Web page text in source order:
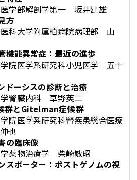
学部解剖学第一 坂井建雄
方
大学附属柏病院病理部 山
機能異常症：最近の進歩
医学系研究科小児医学 五十
ドーシスの診断と治療
腎臓内科 草野英二
とGitelman症候群
医学系研究科腎疾患総合医療
也
の臨床像
薬物治療学 柴崎敏昭
スポーター：ポストゲノムの視